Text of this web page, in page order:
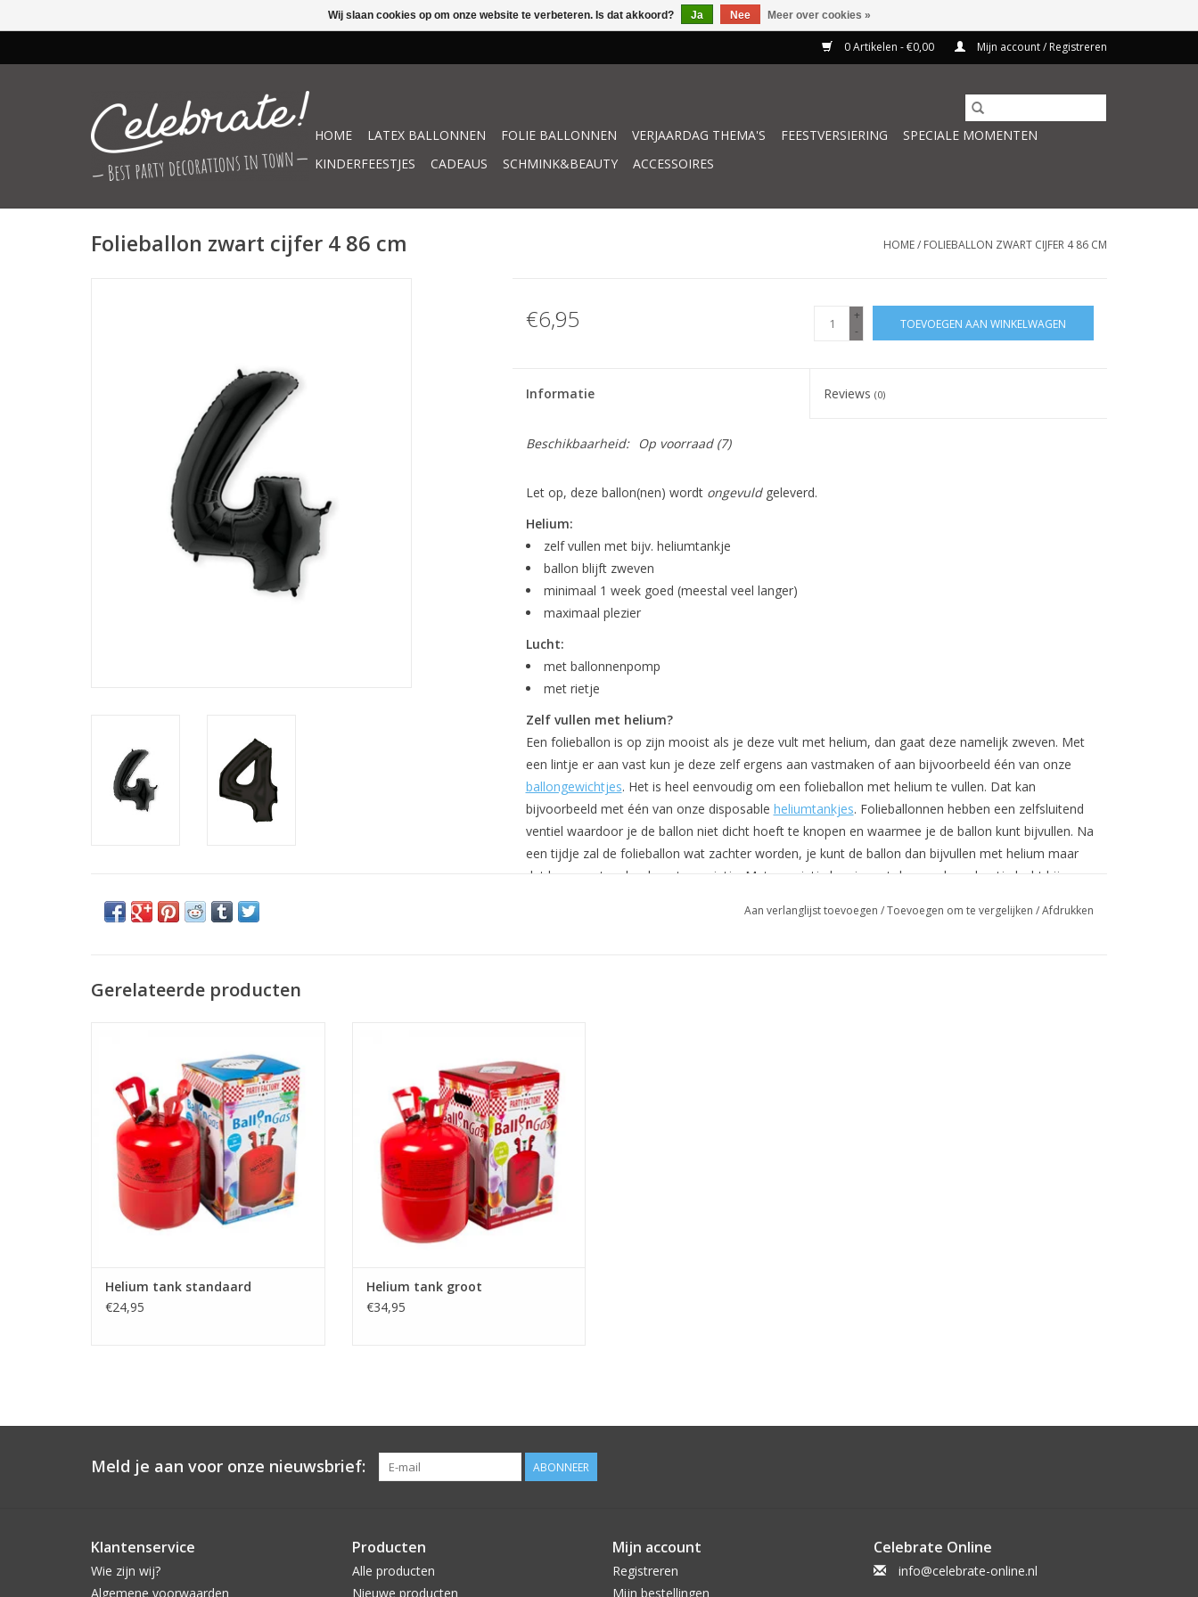
0 Artikelen - €0,00 Mijn account / Registreren
HOME LATEX BALLONNEN FOLIE BALLONNEN VERJAARDAG THEMA'S FEESTVERSIERING
SPECIALE MOMENTEN
KINDERFEESTJES
CADEAUS SCHMINK&BEAUTY ACCESSOIRES
Folieballon zwart cijfer 4 86 cm HOME/ FOLIEBALLON ZWART CIJFER 4 86 CM
€6,95
+
-
TOEVOEGEN AAN WINKELWAGEN
Informatie Reviews(0)
Beschikbaarheid: Op voorraad(7)
Let op, deze ballon(nen) wordt ongevuldgeleverd.
Helium:
zelf vullen met bijv. heliumtankje
ballon blijft zweven
minimaal 1 week goed (meestal veel langer)
maximaal plezier
Lucht:
met ballonnenpomp
met rietje
Zelf vullen met helium?
Een folieballon is op zijn mooist als je deze vult met helium, dan gaat deze namelijk zweven. Met
een lintje er aan vast kun je deze zelf ergens aan vastmaken of aan bijvoorbeeld één van onze
ballongewichtjes. Het is heel eenvoudig om een folieballon met helium te vullen. Dat kan
bijvoorbeeld met één van onze disposable heliumtankjes. Folieballonnen hebben een zelfsluitend
ventiel waardoor je de ballon niet dicht hoeft te knopen en waarmee je de ballon kunt bijvullen. Na
een tijdje zal de folieballon wat zachter worden, je kunt de ballon dan bijvullen met helium maar
dat kan eventueel ook met een rietje. Met een rietje kun je met de mond een beetje lucht bij
Aan verlanglijst toevoegen /Toevoegen om te vergelijken /Afdrukken
Gerelateerde producten
TOEVOEGEN AAN WINKELWAGEN
Helium tank standaard
€24,95
TOEVOEGEN AAN WINKELWAGEN
Helium tank groot
€34,95
Meld je aan voor onze nieuwsbrief: ABONNEER
Klantenservice
Wie zijn wij?
Algemene voorwaarden
Producten
Alle producten
Nieuwe producten
Mijn account
Registreren
Mijn bestellingen
Celebrate Online
info@celebrate-online.nl
Wij slaan cookies op om onze website te verbeteren. Is dat akkoord? Ja Nee Meer over cookies »